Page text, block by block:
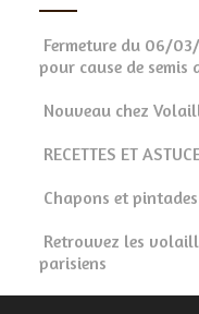
Fermeture du 06/
pour cause de semis
Nouveau chez
RECETTES ET
Chapons et
Retrouvez les
parisiens